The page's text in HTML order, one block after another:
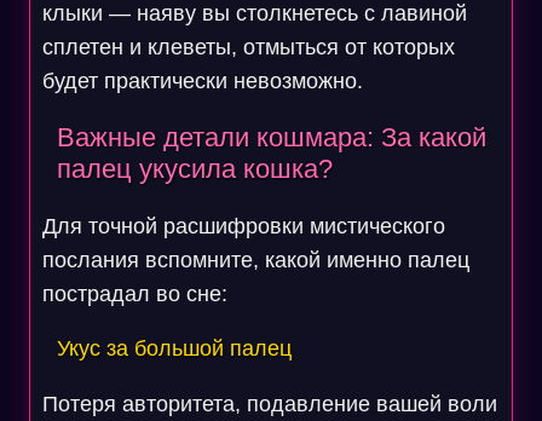
клыки — наяву вы столкнетесь с лавиной
сплетен и клеветы, отмыться от которых
будет практически невозможно.
Важные детали кошмара: За какой
палец укусила кошка?
Для точной расшифровки мистического
послания вспомните, какой именно палец
пострадал во сне:
Укус за большой палец
Потеря авторитета, подавление вашей воли